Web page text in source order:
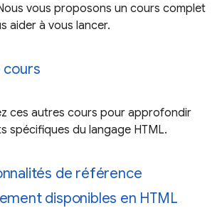
vous proposons un cours complet
aider à vous lancer.
cours
ces autres cours pour approfondir
spécifiques du langage HTML.
de référence
disponibles en HTML